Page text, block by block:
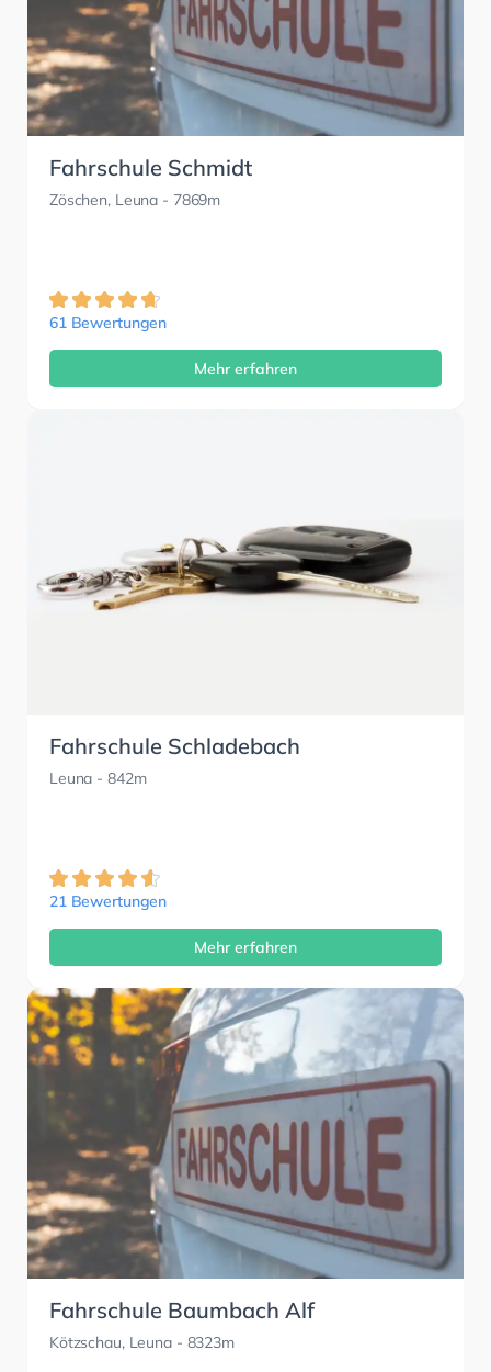
Fahrschule Schmidt
Zöschen, Leuna - 7869m
61 Bewertungen
Mehr erfahren
Fahrschule Schladebach
Leuna - 842m
21 Bewertungen
Mehr erfahren
Fahrschule Baumbach Alf
Kötzschau, Leuna- 8323m